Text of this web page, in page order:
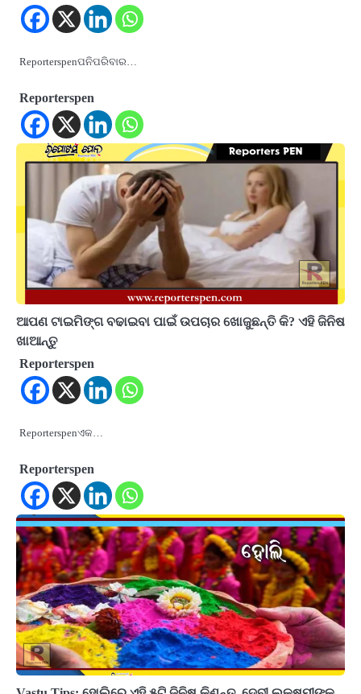
Reporterspenପନିପରିବାର…
Reporterspen
ଆପଣ ଟାଇମିଙ୍ଗ ବଢାଇବା ପାଇଁ ଉପଚାର ଖୋଜୁଛନ୍ତି କି? ଏହି ଜିନିଷ
ଖାଆନ୍ତୁ
Reporterspen
Reporterspenଏକ…
Reporterspen